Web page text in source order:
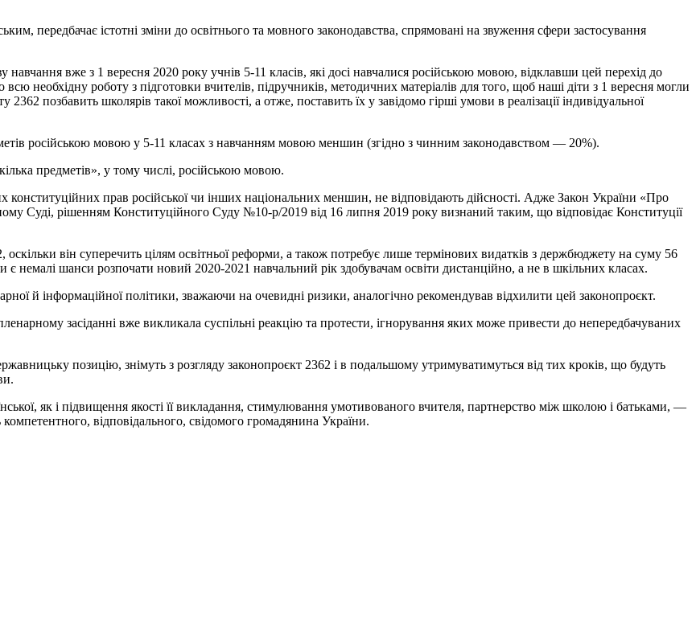
передбачає істотні зміни до освітнього та мовного законодавства, спрямовані на звуження сфери застосування
вже з 1 вересня 2020 року учнів 5-11 класів, які досі навчалися російською мовою, відклавши цей перехід до
необхідну роботу з підготовки вчителів, підручників, методичних матеріалів для того, щоб наші діти з 1 вересня могли
позбавить школярів такої можливості, а отже, поставить їх у завідомо гірші умови в реалізації індивідуальної
російською мовою у 5-11 класах з навчанням мовою меншин (згідно з чинним законодавством — 20%).
предметів», у тому числі, російською мовою.
прав російської чи інших національних меншин, не відповідають дійсності. Адже Закон України «Про
Суді, рішенням Конституційного Суду №10-р/2019 від 16 липня 2019 року визнаний таким, що відповідає Конституції
оскільки він суперечить цілям освітньої реформи, а також потребує лише термінових видатків з держбюджету на суму 56
є немалі шанси розпочати новий 2020-2021 навчальний рік здобувачам освіти дистанційно, а не в шкільних класах.
й інформаційної політики, зважаючи на очевидні ризики, аналогічно рекомендував відхилити цей законопроєкт.
засіданні вже викликала суспільні реакцію та протести, ігнорування яких може привести до непередбачуваних
позицію, знімуть з розгляду законопроєкт 2362 і в подальшому утримуватимуться від тих кроків, що будуть
як і підвищення якості її викладання, стимулювання умотивованого вчителя, партнерство між школою і батьками, —
відповідального, свідомого громадянина України.